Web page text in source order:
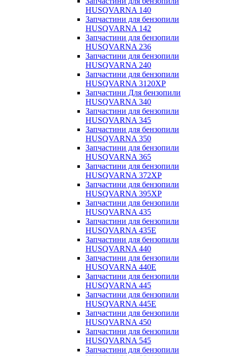
HUSQVARNA 140
Запчастини для бензопили
HUSQVARNA 142
Запчастини для бензопили
HUSQVARNA 236
Запчастини для бензопили
HUSQVARNA 240
Запчастини для бензопили
HUSQVARNA 3120XP
Запчастини Для бензопили
HUSQVARNA 340
Запчастини для бензопили
HUSQVARNA 345
Запчастини для бензопили
HUSQVARNA 350
Запчастини для бензопили
HUSQVARNA 365
Запчастини для бензопили
HUSQVARNA 372XP
Запчастини для бензопили
HUSQVARNA 395XP
Запчастини для бензопили
HUSQVARNA 435
Запчастини для бензопили
HUSQVARNA 435E
Запчастини для бензопили
HUSQVARNA 440
Запчастини для бензопили
HUSQVARNA 440Е
Запчастини для бензопили
HUSQVARNA 445
Запчастини для бензопили
HUSQVARNA 445E
Запчастини для бензопили
HUSQVARNA 450
Запчастини для бензопили
HUSQVARNA 545
Запчастини для бензопили